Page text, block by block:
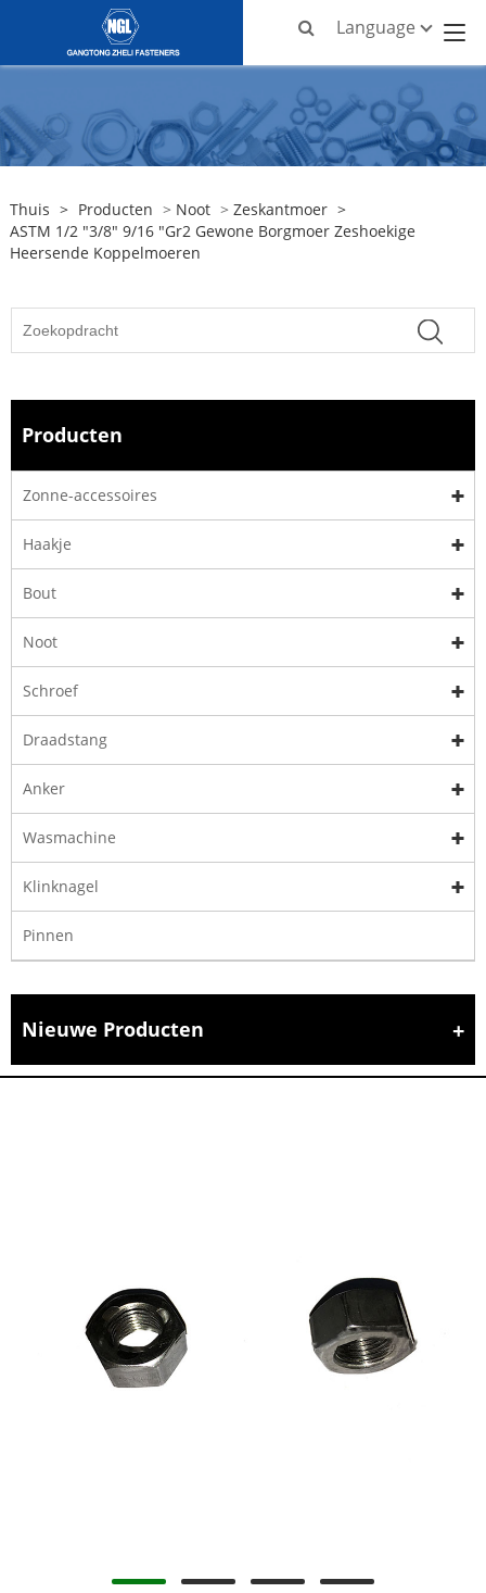
Language
Thuis > Producten > Noot > Zeskantmoer >
ASTM 1/2 "3/8" 9/16 "Gr2 Gewone Borgmoer Zeshoekige
Heersende Koppelmoeren
Producten
Zonne-accessoires
Haakje
Bout
Noot
Schroef
Draadstang
Anker
Wasmachine
Klinknagel
Pinnen
Nieuwe Producten